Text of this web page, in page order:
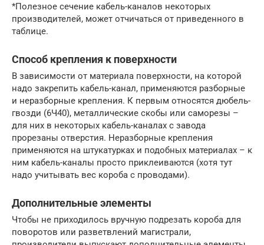
*Полезное сечение кабель-каналов некоторых
производителей, может отчичаться от приведенного в
таблице.
Способ крепления к поверхности
В зависимости от материала поверхности, на которой
надо закрепить кабель-канал, применяются разборные
и неразборные крепления. К первым относятся дюбель-
гвозди (6Ч40), металлические скобы или саморезы –
для них в некоторых кабель-каналах с завода
прорезаны отверстия. Неразборные крепления
применяются на штукатурках и подобных материалах – к
ним кабель-каналы просто приклеиваются (хотя тут
надо учитывать вес короба с проводами).
Дополнительные элементы
Чтобы не приходилось вручную подрезать короба для
поворотов или разветвлений магистрали,